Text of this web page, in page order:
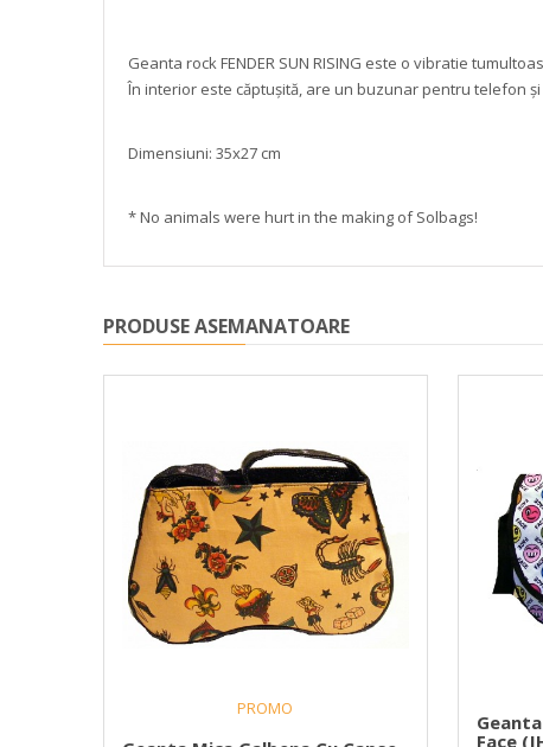
Geanta rock FENDER SUN RISING este o vibratie
În interior este căptușită, are un buzunar pentru telefon
Dimensiuni: 35x27 cm
* No animals were hurt in the making of Solbags!
PRODUSE ASEMANATOARE
PROMO
Face